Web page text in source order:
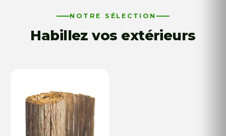
NOTRE SÉLECTION
Habillez vos extérieurs